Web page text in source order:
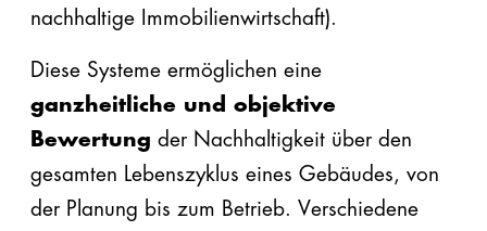
nachhaltige Immobilienwirtschaft).
Diese Systeme ermöglichen eine
ganzheitliche und objektive
Bewertung der Nachhaltigkeit über den
gesamten Lebenszyklus eines Gebäudes, von
der Planung bis zum Betrieb. Verschiedene